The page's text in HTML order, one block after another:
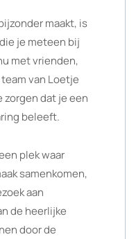
maakt, is
je meteen bij
met vrienden,
van Loetje
zorgen dat je een
beleeft.
plek waar
samenkomen,
aan
de heerlijke
door de